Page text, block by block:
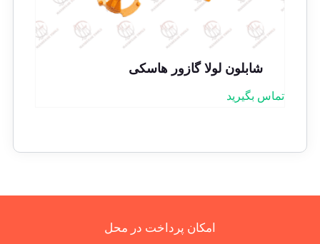
شابلون لولا گازور هاسکی
تماس بگیرید
امکان پرداخت در محل